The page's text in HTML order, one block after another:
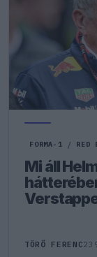
FORMA-1 / RED
Mi áll
TÖRŐ FERENC